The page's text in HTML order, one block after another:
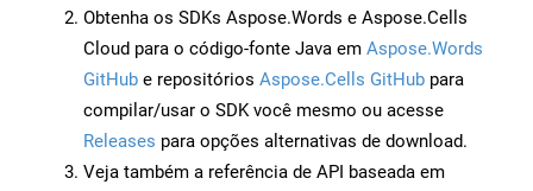
Obtenha os SDKs Aspose.Words e Aspose.Cells
Cloud para o código-fonte Java em Aspose.Words
GitHub e repositórios Aspose.Cells GitHub para
compilar/usar o SDK você mesmo ou acesse
Releases para opções alternativas de download.
Veja também a referência de API baseada em